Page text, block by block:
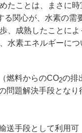
たことは、まさに時
る関心が、水素の需
、成熟したことによ
水素エネルギーにつ
燃料からのCO2の排
問題解決手段となり
送手段として利用可